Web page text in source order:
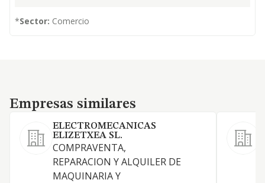
*Sector: Comercio
Empresas similares
Empresas similares
ELECTROMECANICAS
ELIZETXEA SL.
COMPRAVENTA,
REPARACION Y ALQUILER DE
MAQUINARIA Y